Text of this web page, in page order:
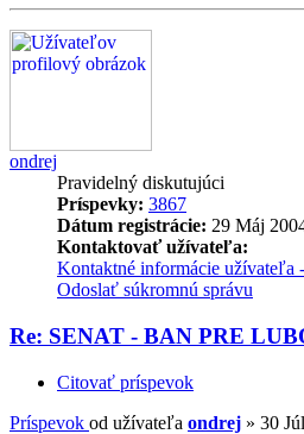
ondrej
Pravidelný diskutujúci
Príspevky: 3867
Dátum registrácie: 29 Máj
Kontaktovať užívateľa:
Kontaktné informácie užívateľa
Odoslať súkromnú správu
Re: SENAT - BAN PRE
Citovať príspevok
Príspevok od užívateľa ondrej » 30